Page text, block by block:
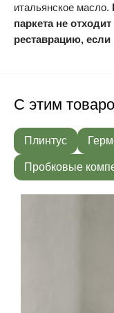
итальянское масло.
паркета не
реставрацию,
С этим
Плинтус
Пробковые